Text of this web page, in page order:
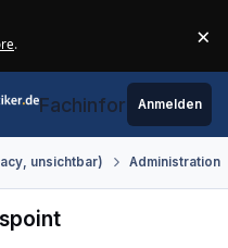
. ×
Fachinformatiker.de
Anmelden
unsichtbar) Administration